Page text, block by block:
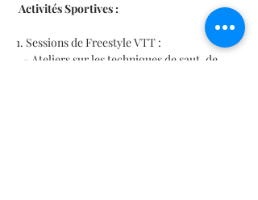
Activités Sportives :
1. Sessions de Freestyle VTT :
- Ateliers sur les techniques de saut, de